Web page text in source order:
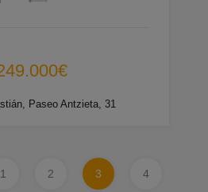
Paseo Antzieta, 31
1 2 3 4